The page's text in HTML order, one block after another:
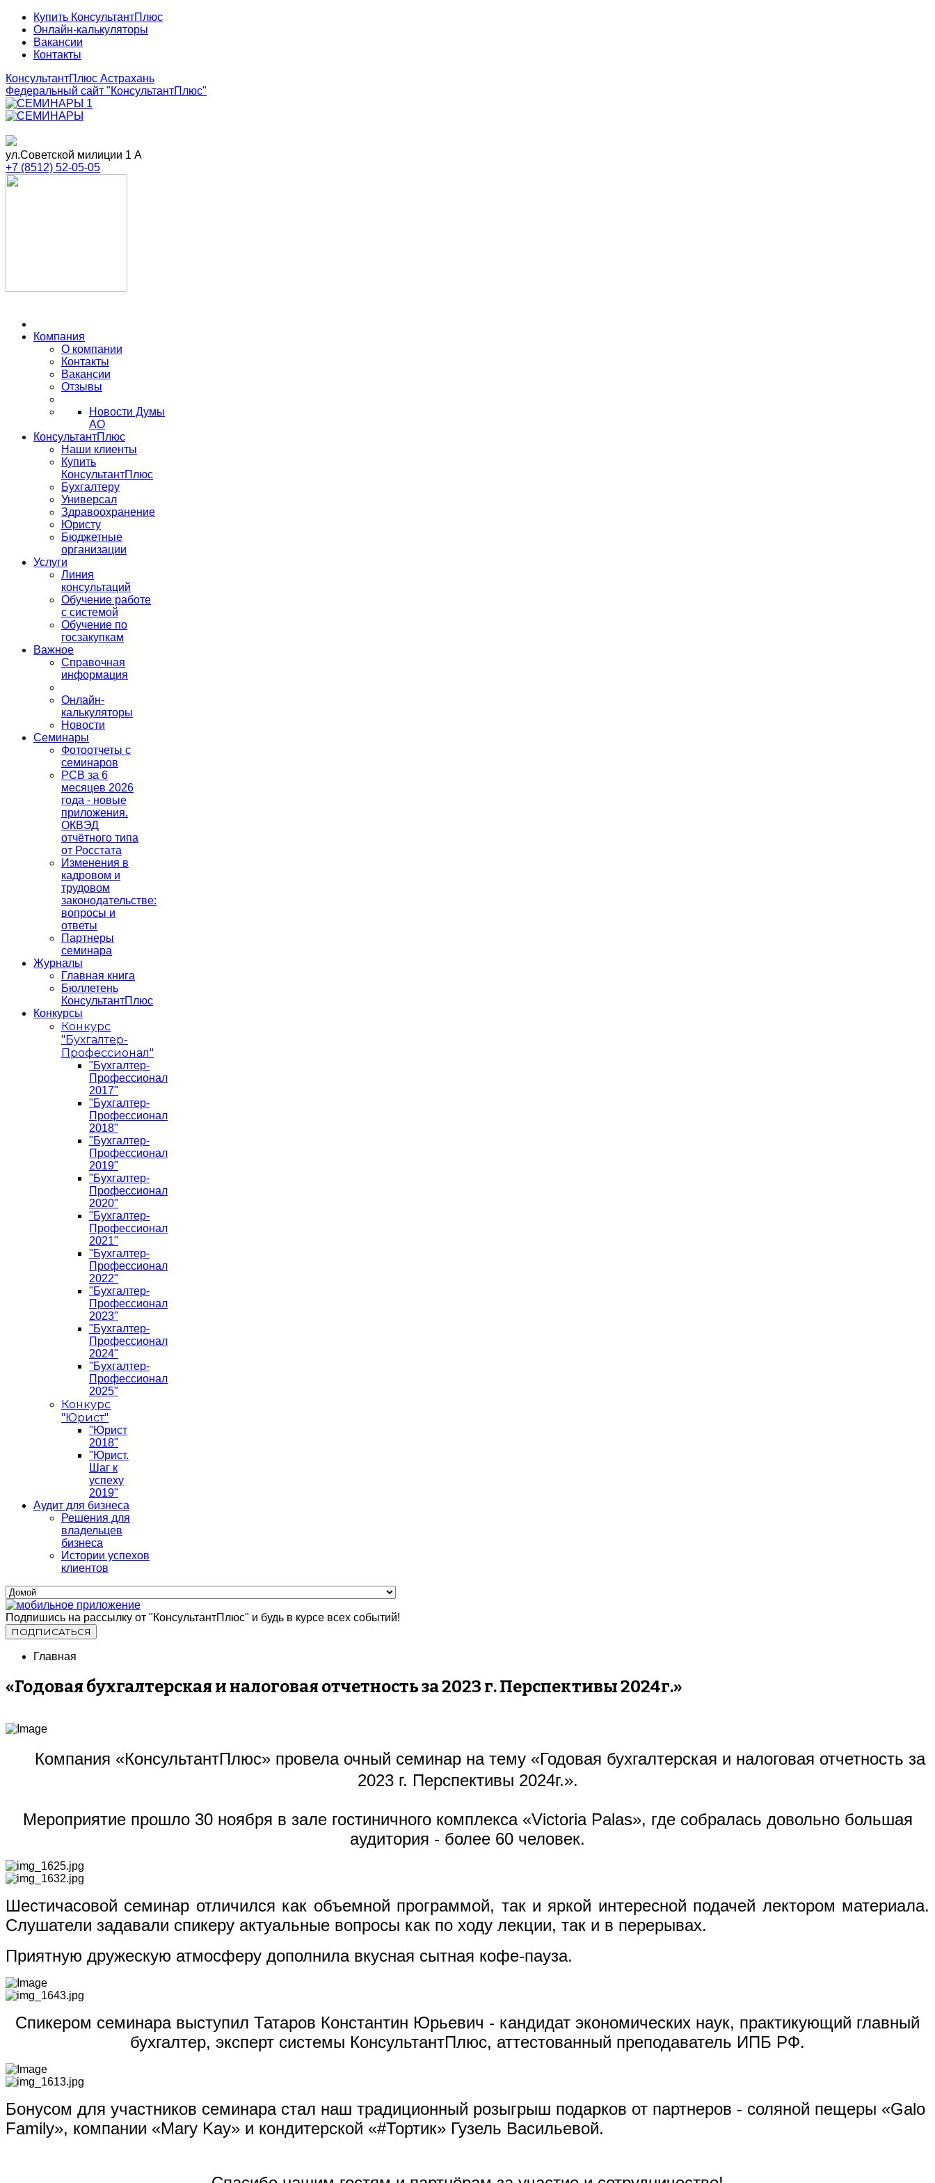
Купить КонсультантПлюс
Онлайн-калькуляторы
Вакансии
Контакты
КонсультантПлюс Астрахань
Федеральный сайт "КонсультантПлюс"
ул.Советской милиции 1 А
+7 (8512) 52-05-05
Компания
О компании
Контакты
Вакансии
Отзывы
Новости Думы
АО
КонсультантПлюс
Наши клиенты
Купить
КонсультантПлюс
Бухгалтеру
Универсал
Здравоохранение
Юристу
Бюджетные
организации
Услуги
Линия
консультаций
Обучение работе
с системой
Обучение по
госзакупкам
Важное
Справочная
информация
Онлайн-
калькуляторы
Новости
Семинары
Фотоотчеты с
семинаров
РСВ за 6
месяцев 2026
года - новые
приложения.
ОКВЭД
отчётного типа
от Росстата
Изменения в
кадровом и
трудовом
законодательстве:
вопросы и
ответы
Партнеры
семинара
Журналы
Главная книга
Бюллетень
КонсультантПлюс
Конкурсы
Конкурс
"Бухгалтер-
Профессионал"
"Бухгалтер-
Профессионал
2017"
"Бухгалтер-
Профессионал
2018"
"Бухгалтер-
Профессионал
2019"
"Бухгалтер-
Профессионал
2020"
"Бухгалтер-
Профессионал
2021"
"Бухгалтер-
Профессионал
2022"
"Бухгалтер-
Профессионал
2023"
"Бухгалтер-
Профессионал
2024"
"Бухгалтер-
Профессионал
2025"
Конкурс
"Юрист"
"Юрист
2018"
"Юрист.
Шаг к
успеху
2019"
Аудит для бизнеса
Решения для
владельцев
бизнеса
Истории успехов
клиентов
Подпишись на рассылку от "КонсультантПлюс" и будь в курсе всех событий!
Главная
«Годовая бухгалтерская и налоговая отчетность за 2023 г. Перспективы 2024г.»
Компания «КонсультантПлюс» провела очный семинар на тему «Годовая бухгалтерская и налоговая отчетность за
2023 г. Перспективы 2024г.».
Мероприятие прошло 30 ноября в зале гостиничного комплекса «Victoria Palas», где собралась довольно большая
аудитория - более 60 человек.
Шестичасовой семинар отличился как объемной программой, так и яркой интересной подачей лектором материала.
Слушатели задавали спикеру актуальные вопросы как по ходу лекции, так и в перерывах.
Приятную дружескую атмосферу дополнила вкусная сытная кофе-пауза.
Спикером семинара выступил Татаров Константин Юрьевич - кандидат экономических наук, практикующий главный
бухгалтер, эксперт системы КонсультантПлюс, аттестованный преподаватель ИПБ РФ.
Бонусом для участников семинара стал наш традиционный розыгрыш подарков от партнеров - соляной пещеры «Galo
Family», компании «Mary Kay» и кондитерской «#Тортик» Гузель Васильевой.